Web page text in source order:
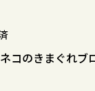
コのきまぐれブ